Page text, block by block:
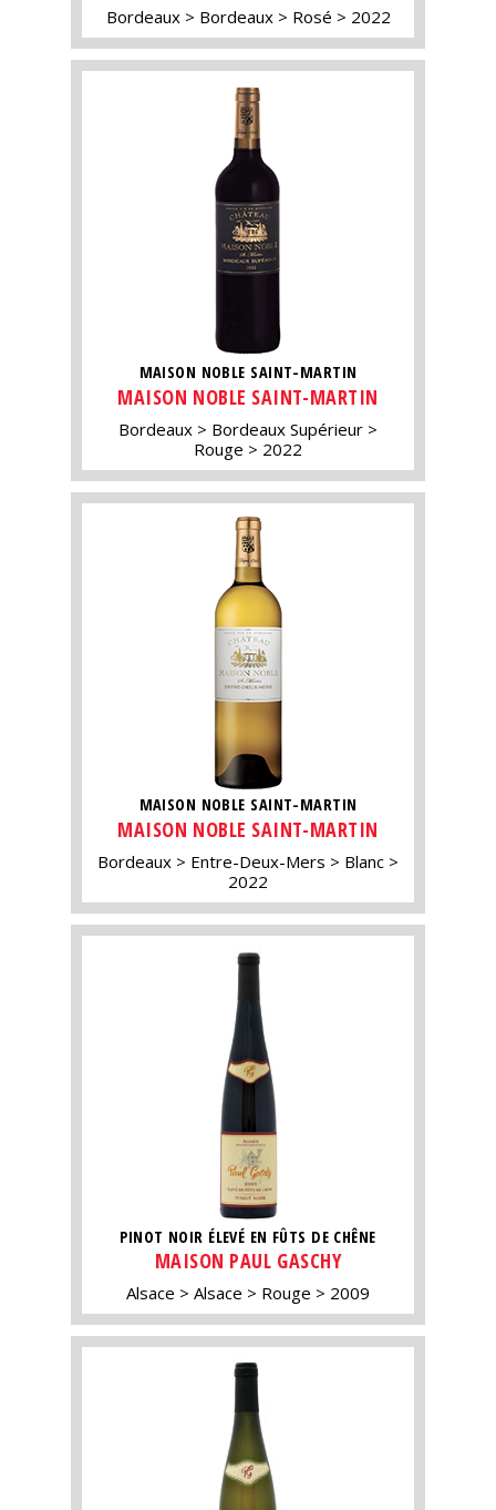
Bordeaux Bordeaux Rosé 2022
MAISON NOBLE SAINT-MARTIN
MAISON NOBLE SAINT-MARTIN
Bordeaux
Bordeaux Supérieur
Rouge
2022
MAISON NOBLE SAINT-MARTIN
MAISON NOBLE SAINT-MARTIN
Bordeaux Entre-Deux-Mers
Blanc
2022
PINOT NOIR ÉLEVÉ EN FÛTS DE CHÊNE
MAISON PAUL GASCHY
Alsace Alsace Rouge 2009